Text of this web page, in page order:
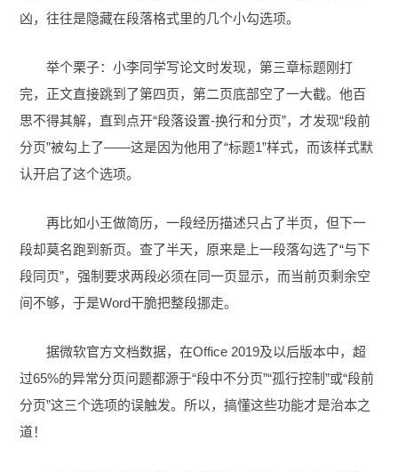
凶，往往是隐藏在段落格式里的几个小勾选项。
举个栗子：小李同学写论文时发现，第三章标题刚打
完，正文直接跳到了第四页，第二页底部空了一大截。他百
思不得其解，直到点开“段落设置-换行和分页”，才发现“段前
分页”被勾上了——这是因为他用了“标题1”样式，而该样式默
认开启了这个选项。
再比如小王做简历，一段经历描述只占了半页，但下一
段却莫名跑到新页。查了半天，原来是上一段落勾选了“与下
段同页”，强制要求两段必须在同一页显示，而当前页剩余空
间不够，于是Word干脆把整段挪走。
据微软官方文档数据，在Office 2019及以后版本中，超
过65%的异常分页问题都源于“段中不分页”“孤行控制”或“段前
分页”这三个选项的误触发。所以，搞懂这些功能才是治本之
道！